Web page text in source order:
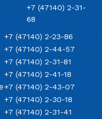
+7 (47140) 2-31-
68
+7 (47140) 2-23-86
+7 (47140) 2-44-57
+7 (47140) 2-31-81
+7 (47140) 2-41-18
+7 (47140) 2-43-07
+7 (47140) 2-30-18
+7 (47140) 2-31-41